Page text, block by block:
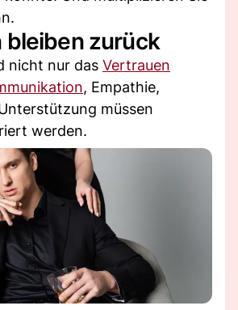
bleiben zurück
nicht nur das Vertrauen
, Empathie,
müssen
werden.